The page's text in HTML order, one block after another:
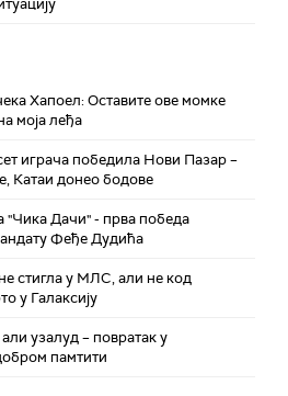
Хапоел: Оставите ове момке
моја леђа
играча победила Нови Пазар –
Катаи донео бодове
"Чика Дачи" - прва победа
Феђе Дудића
стигла у МЛС, али не код
у Галаксију
узалуд – повратак у
памтити